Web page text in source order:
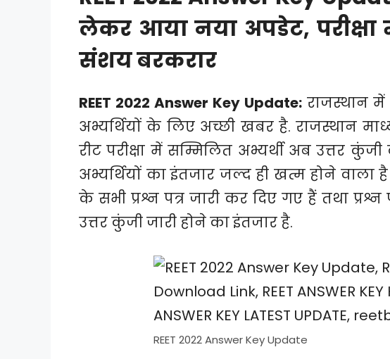
लेकर आया नया अपडेट,
संशय बरकरार
REET 2022 Answer Key Update: राजस्थान
अभ्यर्थियों के लिए अच्छी खबर है. राजस्थान
रीट परीक्षा में सम्मिलित अभ्यर्थी अब उत्तर
अभ्यर्थियों का इंतजार जल्द ही खत्म होने वाला है
के सभी प्रश्न पत्र जारी कर दिए गए हैं तथा
उत्तर कुंजी जारी होने का इंतजार है.
REET 2022 Answer Key Update